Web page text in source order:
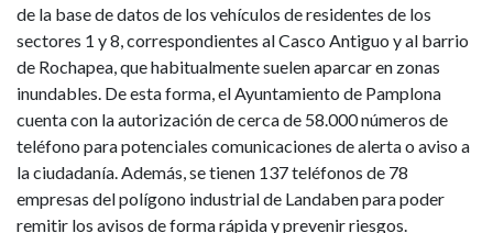
de la base de datos de los vehículos de residentes de los
sectores 1 y 8, correspondientes al Casco Antiguo y al barrio
de Rochapea, que habitualmente suelen aparcar en zonas
inundables. De esta forma, el Ayuntamiento de Pamplona
cuenta con la autorización de cerca de 58.000 números de
teléfono para potenciales comunicaciones de alerta o aviso a
la ciudadanía. Además, se tienen 137 teléfonos de 78
empresas del polígono industrial de Landaben para poder
remitir los avisos de forma rápida y prevenir riesgos.